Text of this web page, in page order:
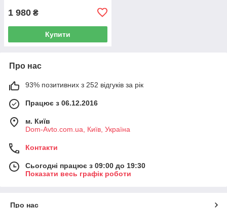
1 980 ₴
Купити
Про нас
93% позитивних з 252 відгуків за рік
Працює з 06.12.2016
м. Київ
Dom-Avto.com.ua, Київ, Україна
Контакти
Сьогодні працює з 09:00 до 19:30
Показати весь графік роботи
Про нас